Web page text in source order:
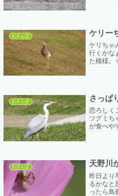
おさんぽ ケリー
ケリちゃ
行くかな
た模様。
おさんぽ さっぱ
恐ろしく
ツグミち
が食べや
おさんぽ 天野川
昨日より
るかなと
ったら鳥